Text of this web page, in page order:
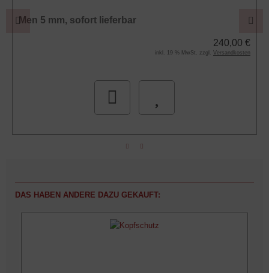
Men 5 mm, sofort lieferbar
240,00 €
inkl. 19 % MwSt. zzgl. Versandkosten
DAS HABEN ANDERE DAZU GEKAUFT: